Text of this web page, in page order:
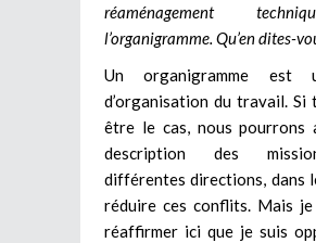
réaménagement
l’organigramme. Qu’en dites-
Un organigramme est
d’organisation du travail. Si
être le cas, nous pourrons
description des
différentes directions, dans
réduire ces conflits. Mais
réaffirmer ici que je suis